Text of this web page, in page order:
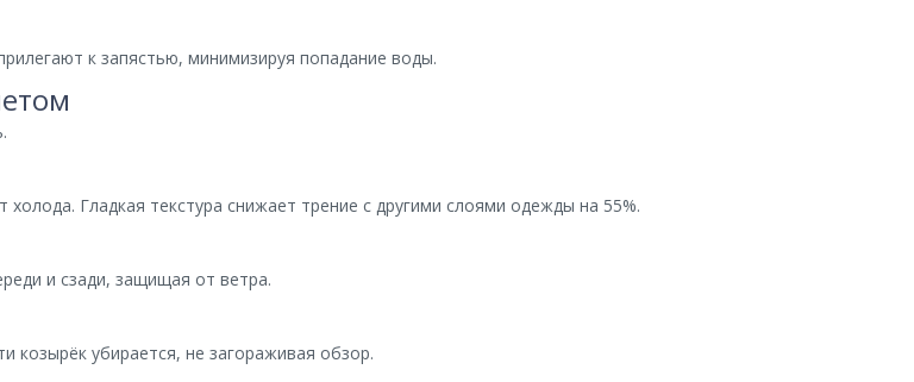
к запястью, минимизируя попадание воды.
Гладкая текстура снижает трение с другими слоями одежды на 55%.
и сзади, защищая от ветра.
козырёк убирается, не загораживая обзор.